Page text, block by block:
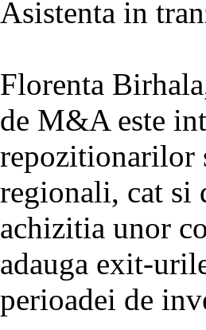
Asistenta in
Florenta
de M&A este
repozitionarilor
regionali, cat si
achizitia unor
adauga exit-
perioadei de